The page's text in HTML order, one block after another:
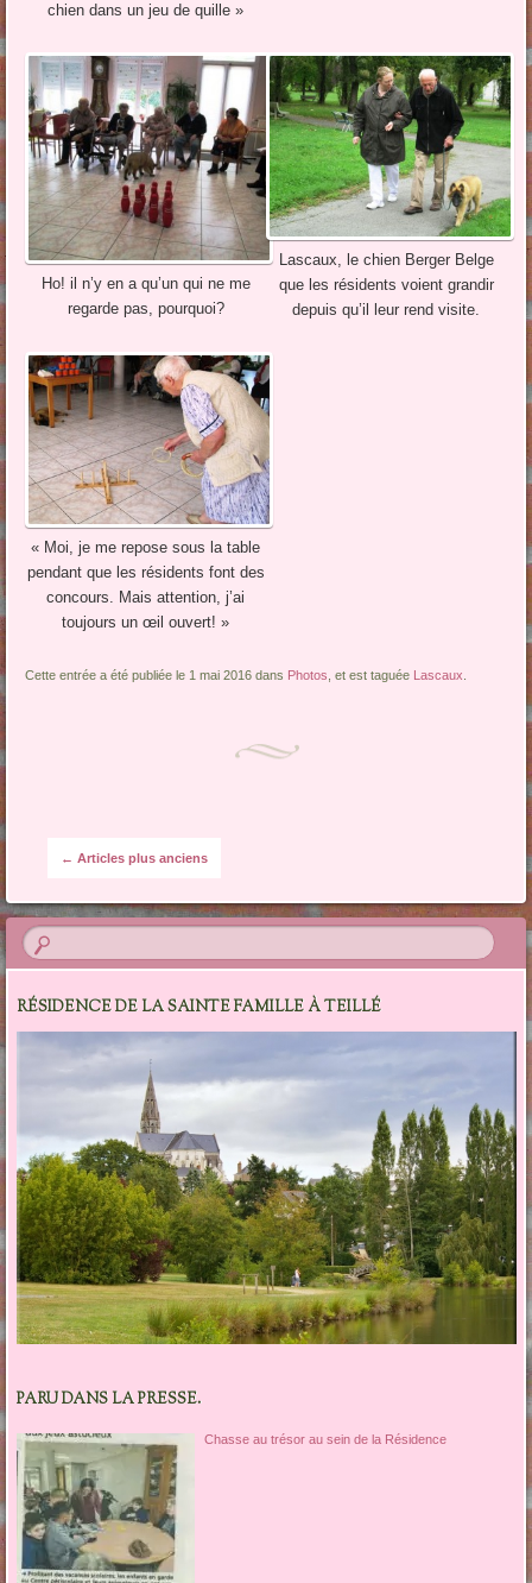
chien dans un jeu de quille »
Ho! il n’y en a qu’un qui ne me
regarde pas, pourquoi?
Lascaux, le chien Berger Belge
que les résidents voient grandir
depuis qu’il leur rend visite.
« Moi, je me repose sous la table
pendant que les résidents font des
concours. Mais attention, j’ai
toujours un œil ouvert! »
Cette entrée a été publiée le 1 mai 2016 dans Photos , et est taguée Lascaux
Navigation des articles
← Articles plus anciens
RÉSIDENCE DE LA SAINTE FAMILLE À TEILLÉ
PARU DANS LA PRESSE.
Chasse au trésor au sein de la Résidence